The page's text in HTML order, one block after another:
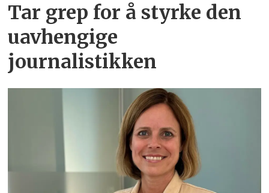
Tar grep for å styrke den
uavhengige
journalistikken